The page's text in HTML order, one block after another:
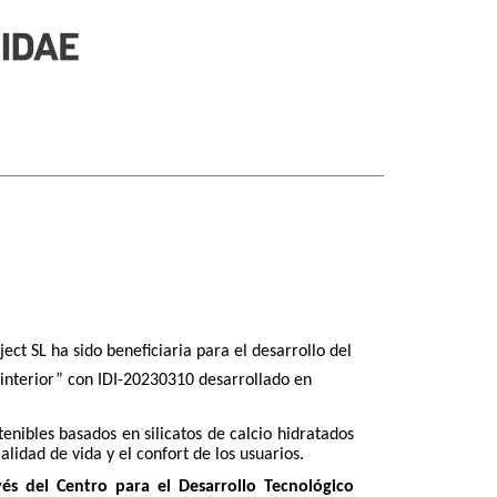
SL ha sido beneficiaria para el desarrollo del
con IDI-20230310 desarrollado en
basados en silicatos de calcio hidratados
de vida y el confort de los usuarios.
del Centro para el Desarrollo Tecnológico